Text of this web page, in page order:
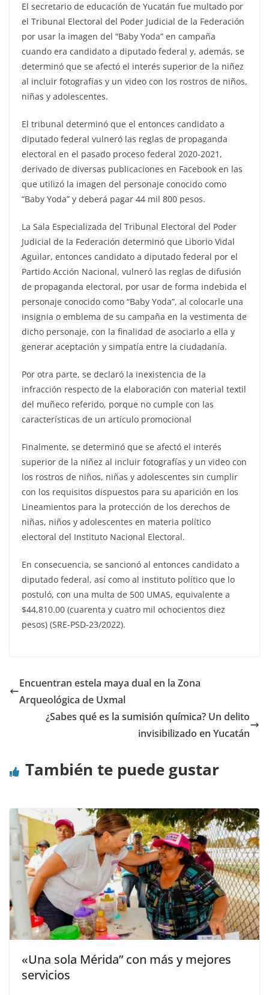
El secretario de educación de Yucatán fue multado por
el Tribunal Electoral del Poder Judicial de la Federación
por usar la imagen del “Baby Yoda” en campaña
cuando era candidato a diputado federal y, además, se
determinó que se afectó el interés superior de la niñez
al incluir fotografías y un video con los rostros de niños,
niñas y adolescentes.
El tribunal determinó que el entonces candidato a
diputado federal vulneró las reglas de propaganda
electoral en el pasado proceso federal 2020-2021,
derivado de diversas publicaciones en Facebook en las
que utilizó la imagen del personaje conocido como
“Baby Yoda” y deberá pagar 44 mil 800 pesos.
La Sala Especializada del Tribunal Electoral del Poder
Judicial de la Federación determinó que Liborio Vidal
Aguilar, entonces candidato a diputado federal por el
Partido Acción Nacional, vulneró las reglas de difusión
de propaganda electoral, por usar de forma indebida el
personaje conocido como “Baby Yoda”, al colocarle una
insignia o emblema de su campaña en la vestimenta de
dicho personaje, con la finalidad de asociarlo a ella y
generar aceptación y simpatía entre la ciudadanía.
Por otra parte, se declaró la inexistencia de la
infracción respecto de la elaboración con material textil
del muñeco referido, porque no cumple con las
características de un artículo promocional
Finalmente, se determinó que se afectó el interés
superior de la niñez al incluir fotografías y un video con
los rostros de niños, niñas y adolescentes sin cumplir
con los requisitos dispuestos para su aparición en los
Lineamientos para la protección de los derechos de
niñas, niños y adolescentes en materia político
electoral del Instituto Nacional Electoral.
En consecuencia, se sancionó al entonces candidato a
diputado federal, así como al instituto político que lo
postuló, con una multa de 500 UMAS, equivalente a
$44,810.00 (cuarenta y cuatro mil ochocientos diez
pesos) (SRE-PSD-23/2022).
Encuentran estela maya dual en la Zona
Arqueológica de Uxmal
¿Sabes qué es la sumisión química? Un delito
invisibilizado en Yucatán
También te puede gustar
«Una sola Mérida” con más y mejores
servicios